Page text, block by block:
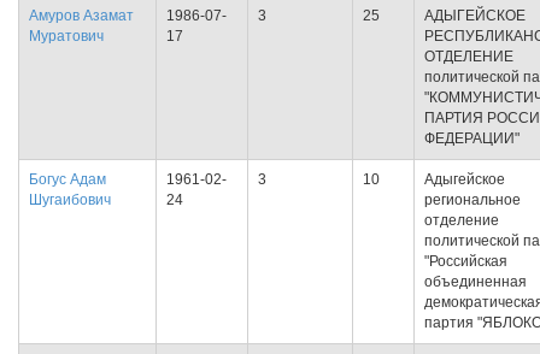
Амуров Азамат
Муратович
1986-07-
17
3 25
АДЫГЕЙСКОЕ
ОТДЕЛЕНИЕ
политической
ПАРТИЯ
ФЕДЕРАЦИИ"
Богус Адам
Шугаибович
1961-02-
24
3 10
Адыгейское
региональное
отделение
политической
"Российская
объединенная
партия